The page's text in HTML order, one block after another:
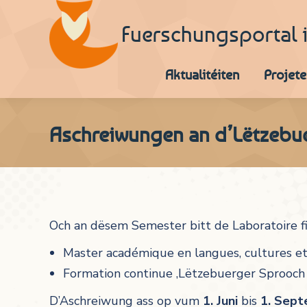
Fuerschungsportal
Aktualitéiten
Aschreiwungen an
Och an dësem Semester bitt de Laboratoire
Master académique en langues, cultures
Formation continue ‚Lëtzebuerger
D’Aschreiwung ass op vum 1. Juni bis 1.